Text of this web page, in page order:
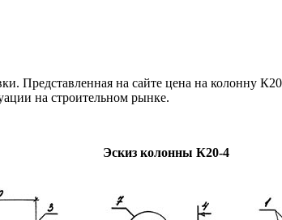
Представленная на сайте цена на колонну
на строительном рынке.
Эскиз колонны К20-4